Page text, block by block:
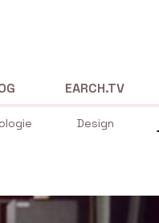
Design
EARCH.TV